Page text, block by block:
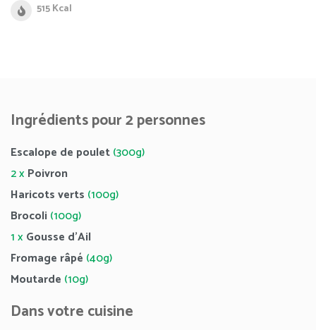
515 Kcal
Ingrédients pour 2 personnes
Escalope de poulet(300g)
2 xPoivron
Haricots verts (100g)
Brocoli(100g)
1 xGousse d’Ail
Fromage râpé (40g)
Moutarde (10g)
Dans votre cuisine